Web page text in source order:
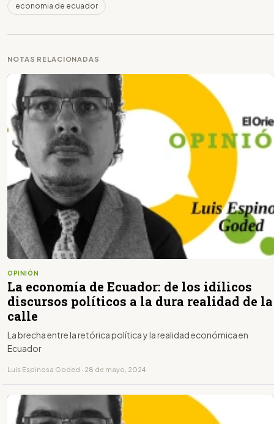
economia de ecuador
NOTAS RELACIONADAS
OPINIÓN
La economía de Ecuador: de los idílicos
discursos políticos a la dura realidad de la
calle
La brecha entre la retórica política y la realidad económica en
Ecuador
Luis Espinosa Goded · 28 de mayo, 2024